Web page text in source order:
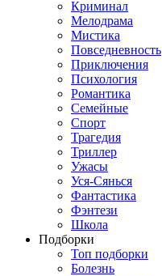
Криминал
Мелодрама
Мистика
Повседневность
Приключения
Психология
Романтика
Семейные
Спорт
Трагедия
Триллер
Ужасы
Уся-Сянься
Фантастика
Фэнтези
Школа
Подборки
Топ подборки
Болезнь